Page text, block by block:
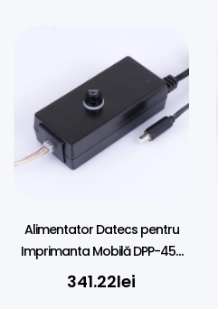
Alimentator Datecs pentru
Imprimanta Mobilă DPP-450
BT, 19V, 5.2A
341.22lei